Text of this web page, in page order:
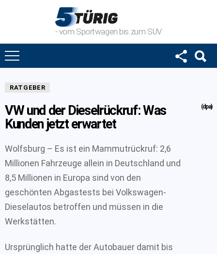
- vom Sportwagen bis zum SUV
RATGEBER
VW und der Dieselrückruf: Was
Kunden jetzt erwartet
(dpa)
Wolfsburg – Es ist ein Mammutrückruf: 2,6
Millionen Fahrzeuge allein in Deutschland und
8,5 Millionen in Europa sind von den
geschönten Abgastests bei Volkswagen-
Dieselautos betroffen und müssen in die
Werkstätten.
Ursprünglich hatte der Autobauer damit bis